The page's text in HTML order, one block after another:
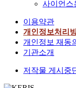
사이언스
이용약관
개인정보처리
개인정보 재동
기관소개
저작물 게시중